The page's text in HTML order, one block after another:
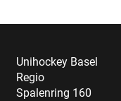
Unihockey Basel
Regio
Spalenring 160